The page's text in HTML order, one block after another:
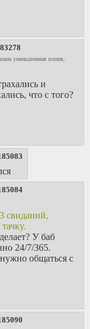
уменьшенная копия,
и
что с того?
свиданий,
У баб
24/7/365.
общаться с